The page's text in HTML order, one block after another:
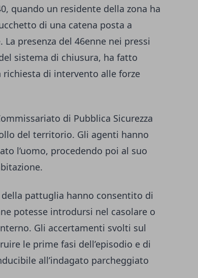
quando un residente della zona ha
di una catena posta a
presenza del 46enne nei pressi
sistema di chiusura, ha fatto
richiesta di intervento alle forze
di Pubblica Sicurezza
del territorio. Gli agenti hanno
l’uomo, procedendo poi al suo
della pattuglia hanno consentito di
potesse introdursi nel casolare o
Gli accertamenti svolti sul
le prime fasi dell’episodio e di
all’indagato parcheggiato